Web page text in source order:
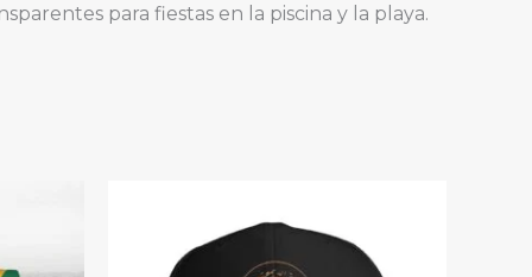
para fiestas en la piscina y la playa.